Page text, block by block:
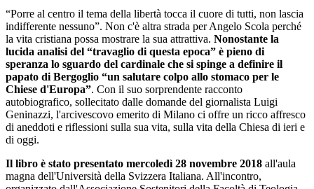
“Porre al centro il tema della libertà tocca il cuore di tutti, non lascia
indifferente nessuno”. Non c'è altra strada per Angelo Scola perché
la vita cristiana possa mostrare la sua attrattiva. Nonostante la
lucida analisi del “travaglio di questa epoca” è pieno di
speranza lo sguardo del cardinale che si spinge a definire il
papato di Bergoglio “un salutare colpo allo stomaco per le
Chiese d'Europa”. Con il suo sorprendente racconto
autobiografico, sollecitato dalle domande del giornalista Luigi
Geninazzi, l'arcivescovo emerito di Milano ci offre un ricco affresco
di aneddoti e riflessioni sulla sua vita, sulla vita della Chiesa di ieri e
di oggi.
Il libro è stato presentato mercoledì 28 novembre 2018 all'aula
magna dell'Università della Svizzera Italiana. All'incontro,